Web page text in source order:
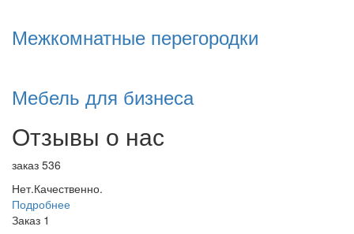
Межкомнатные перегородки
Мебель для бизнеса
Отзывы о нас
заказ 536
Нет.Качественно.
Подробнее
Заказ 1